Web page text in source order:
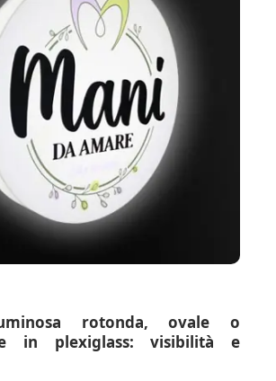
rotonda, ovale o
in plexiglass: visibilità e